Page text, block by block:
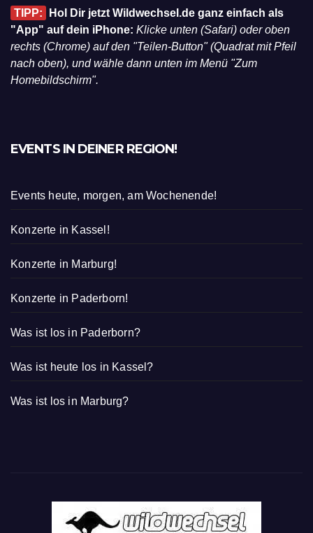
TIPP:
Hol Dir jetzt Wildwechsel.de ganz einfach als
"App" auf dein iPhone: Klicke unten (Safari) oder oben
rechts (Chrome) auf den "Teilen-Button" (Quadrat mit Pfeil
nach oben), und wähle dann unten im Menü "Zum
Homebildschirm".
EVENTS IN DEINER REGION!
Events heute, morgen, am Wochenende!
Konzerte in Kassel!
Konzerte in Marburg!
Konzerte in Paderborn!
Was ist los in Paderborn?
Was ist heute los in Kassel?
Was ist los in Marburg?